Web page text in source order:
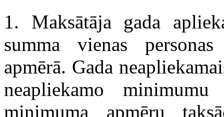
1. Maksātāja gada
summa vienas
apmērā. Gada
neapliekamo minimumu
minimuma apmēru